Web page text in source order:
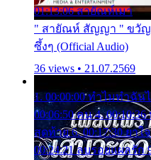
01:13:06 สายัณห์เมา
" สายัณห์ สัญญา " ขวัญใ
ซึ้งๆ (Official Audio)
36 views • 21.07.2569
1. 00:00:00 ทำไมทำฉัน
00:06:50 คน 4.
สุดท้าย 6. 00:17:30 ยาใ
00:24:21 ลบรอยแผลรัก